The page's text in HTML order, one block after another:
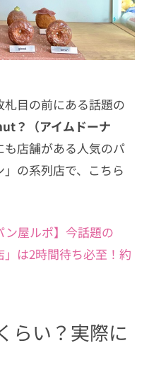
種類
スタードクリー
スタード）」
フランボワー
チオクリーム「pis
チオ）」
塩ドーナツ 「pros
ート）」
に新店舗が渋谷に
Map付き
目の前にある話題の
？（アイムドーナ
店舗がある人気のパ
の系列店で、こちら
ン屋ルポ】今話題の
」は2時間待ち必至！約
らい？実際に